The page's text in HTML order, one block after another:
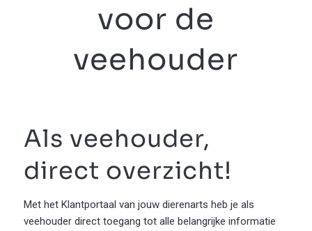
voor de
veehouder
Als veehouder,
direct overzicht!
Met het Klantportaal van jouw dierenarts heb je als
veehouder direct toegang tot alle belangrijke informatie